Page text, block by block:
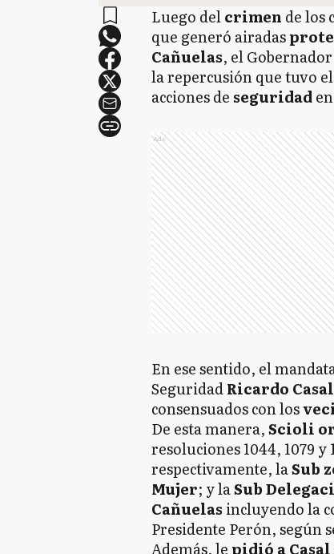
Luego delcrimen de los
que generó airadas
Cañuelas, el
la repercusión que tuvo el
acciones de seguridad
Ads
En ese sentido, el
SeguridadRicardo
consensuados con los
De esta manera,Scioli
resoluciones 1044, 1079 y
respectivamente, laSub
Mujer; y laSub
Cañuelas incluyendo la
Presidente Perón, según
Además, le pidió a Casal